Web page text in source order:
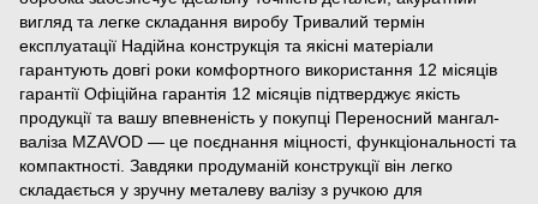
вигляд та легке складання виробу Тривалий термін
експлуатації Надійна конструкція та якісні матеріали
гарантують довгі роки комфортного використання 12 місяців
гарантії Офіційна гарантія 12 місяців підтверджує якість
продукції та вашу впевненість у покупці Переносний мангал-
валіза MZAVOD — це поєднання міцності, функціональності та
компактності. Завдяки продуманій конструкції він легко
складається у зручну металеву валізу з ручкою для